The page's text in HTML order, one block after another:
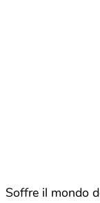
Soffre il mondo